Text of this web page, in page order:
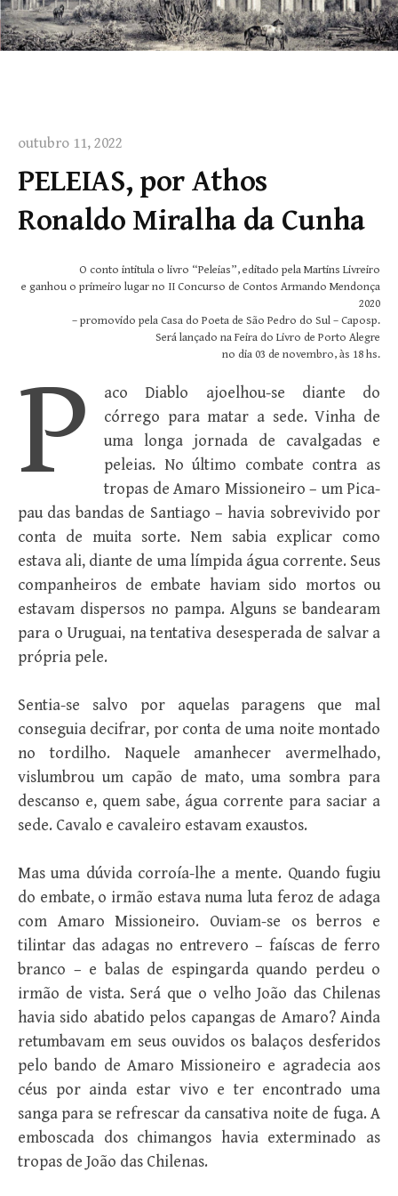
outubro 11, 2022
PELEIAS, por Athos
Ronaldo Miralha da Cunha
O conto intitula o livro “Peleias”, editado pela Martins Livreiro
e ganhou o primeiro lugar no II Concurso de Contos Armando Mendonça
2020
– promovido pela Casa do Poeta de São Pedro do Sul – Caposp.
Será lançado na Feira do Livro de Porto Alegre
no dia 03 de novembro, às 18 hs.
P
aco Diablo ajoelhou-se diante do
córrego para matar a sede. Vinha de
uma longa jornada de cavalgadas e
peleias. No último combate contra as
tropas de Amaro Missioneiro – um Pica-
pau das bandas de Santiago – havia sobrevivido por
conta de muita sorte. Nem sabia explicar como
estava ali, diante de uma límpida água corrente. Seus
companheiros de embate haviam sido mortos ou
estavam dispersos no pampa. Alguns se bandearam
para o Uruguai, na tentativa desesperada de salvar a
própria pele.
Sentia-se salvo por aquelas paragens que mal
conseguia decifrar, por conta de uma noite montado
no tordilho. Naquele amanhecer avermelhado,
vislumbrou um capão de mato, uma sombra para
descanso e, quem sabe, água corrente para saciar a
sede. Cavalo e cavaleiro estavam exaustos.
Mas uma dúvida corroía-lhe a mente. Quando fugiu
do embate, o irmão estava numa luta feroz de adaga
com Amaro Missioneiro. Ouviam-se os berros e
tilintar das adagas no entrevero – faíscas de ferro
branco – e balas de espingarda quando perdeu o
irmão de vista. Será que o velho João das Chilenas
havia sido abatido pelos capangas de Amaro? Ainda
retumbavam em seus ouvidos os balaços desferidos
pelo bando de Amaro Missioneiro e agradecia aos
céus por ainda estar vivo e ter encontrado uma
sanga para se refrescar da cansativa noite de fuga. A
emboscada dos chimangos havia exterminado as
tropas de João das Chilenas.